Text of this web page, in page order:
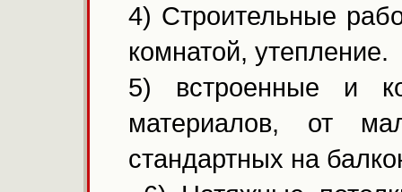
4) Строительные
комнатой, утепление.
5) встроенные и
материалов, от
стандартных на